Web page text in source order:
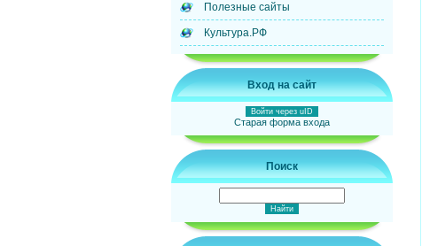
Полезные сайты
Культура.РФ
Вход на сайт
Войти через uID
Старая форма входа
Поиск